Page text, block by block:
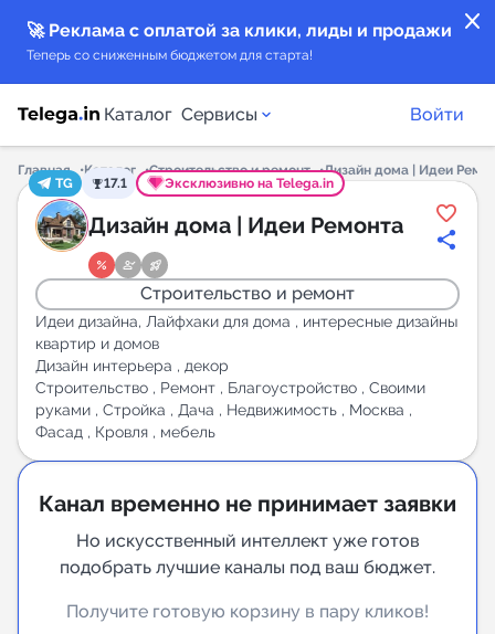
close
🚀 Реклама с оплатой за клики, лиды и продажи
Теперь со сниженным бюджетом для старта!
Каталог Сервисы
Каталог каналов
Каталог ботов
Горящие предложения
Индекс читаемости каналов в Telegram
New
Аналитика MAX каналов
Индивидуальное сопровождение
Войти
Главная Каталог Строительство и ремонт
Дизайн дома | Идеи
TG
17.1 Эксклюзивно на Telega.in
Дизайн дома | Идеи Ремонта
Строительство и ремонт
Идеи дизайна, Лайфхаки для дома , интересные дизайны
квартир и домов
Дизайн интерьера , декор
Строительство , Ремонт , Благоустройство , Своими
руками , Стройка , Дача , Недвижимость , Москва ,
Фасад , Кровля , мебель
Канал временно не принимает заявки
Но искусственный интеллект уже готов
подобрать лучшие каналы под ваш бюджет.
Получите готовую корзину в пару кликов!